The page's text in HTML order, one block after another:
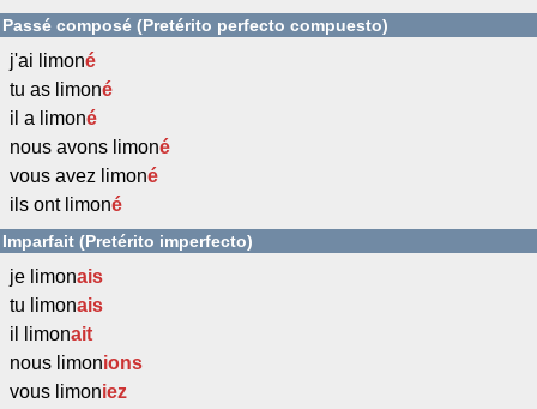
Passé composé (Pretérito perfecto compuesto)
j'ai limoné
tu as limoné
il a limoné
nous avons limoné
vous avez limoné
ils ont limoné
Imparfait (Pretérito imperfecto)
je limonais
tu limonais
il limonait
nous limonions
vous limoniez